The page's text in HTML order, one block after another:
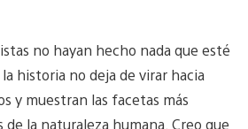
no hayan hecho nada que esté
historia no deja de virar hacia
y muestran las facetas más
de la naturaleza humana. Creo que